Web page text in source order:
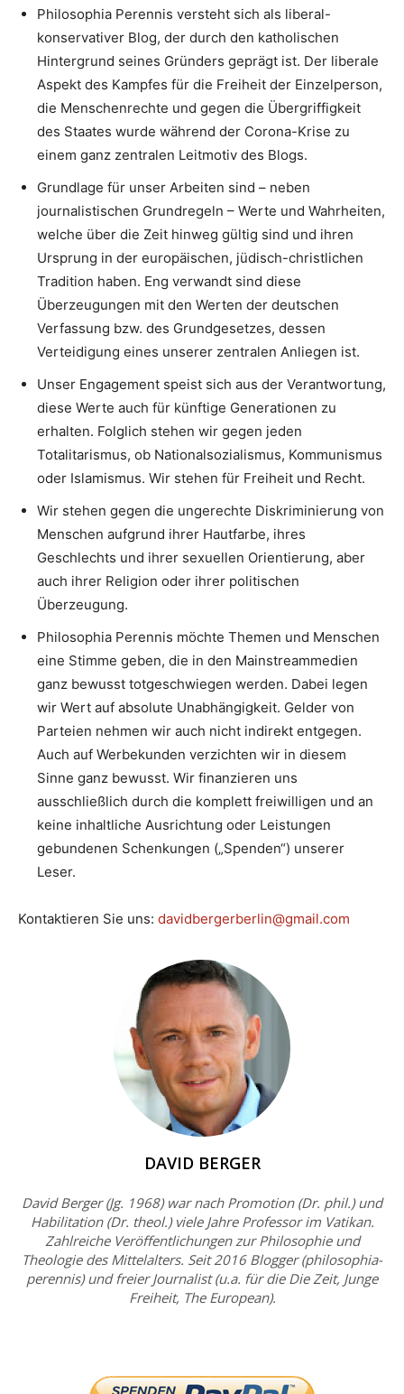
Philosophia Perennis versteht sich als liberal-
konservativer Blog, der durch den katholischen
Hintergrund seines Gründers geprägt ist. Der liberale
Aspekt des Kampfes für die Freiheit der Einzelperson,
die Menschenrechte und gegen die Übergriffigkeit
des Staates wurde während der Corona-Krise zu
einem ganz zentralen Leitmotiv des Blogs.
Grundlage für unser Arbeiten sind – neben
journalistischen Grundregeln – Werte und Wahrheiten,
welche über die Zeit hinweg gültig sind und ihren
Ursprung in der europäischen, jüdisch-christlichen
Tradition haben. Eng verwandt sind diese
Überzeugungen mit den Werten der deutschen
Verfassung bzw. des Grundgesetzes, dessen
Verteidigung eines unserer zentralen Anliegen ist.
Unser Engagement speist sich aus der Verantwortung,
diese Werte auch für künftige Generationen zu
erhalten. Folglich stehen wir gegen jeden
Totalitarismus, ob Nationalsozialismus, Kommunismus
oder Islamismus. Wir stehen für Freiheit und Recht.
Wir stehen gegen die ungerechte Diskriminierung von
Menschen aufgrund ihrer Hautfarbe, ihres
Geschlechts und ihrer sexuellen Orientierung, aber
auch ihrer Religion oder ihrer politischen
Überzeugung.
Philosophia Perennis möchte Themen und Menschen
eine Stimme geben, die in den Mainstreammedien
ganz bewusst totgeschwiegen werden. Dabei legen
wir Wert auf absolute Unabhängigkeit. Gelder von
Parteien nehmen wir auch nicht indirekt entgegen.
Auch auf Werbekunden verzichten wir in diesem
Sinne ganz bewusst. Wir finanzieren uns
ausschließlich durch die komplett freiwilligen und an
keine inhaltliche Ausrichtung oder Leistungen
gebundenen Schenkungen („Spenden“) unserer
Leser.
Kontaktieren Sie uns: davidbergerberlin@gmail.com
DAVID BERGER
David Berger (Jg. 1968) war nach Promotion (Dr. phil.) und
Habilitation (Dr. theol.) viele Jahre Professor im Vatikan.
Zahlreiche Veröffentlichungen zur Philosophie und
Theologie des Mittelalters. Seit 2016 Blogger (philosophia-
perennis) und freier Journalist (u.a. für die Die Zeit, Junge
Freiheit, The European).